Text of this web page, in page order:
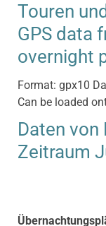
Touren
GPS data
overnight
Format: gpx10
Can be loaded
Daten von
Zeitraum